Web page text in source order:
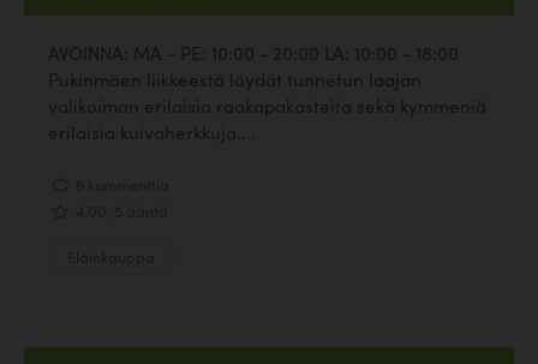
AVOINNA: MA - PE: 10:00 - 20:00 LA: 10:00 - 18:00
Pukinmäen liikkeestä löydät tunnetun laajan
valikoiman erilaisia raakapakasteita sekä kymmeniä
erilaisia kuivaherkkuja....